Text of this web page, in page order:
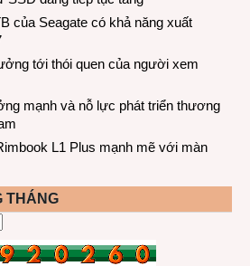
của Seagate có khả năng xuất
tới thói quen của người xem
mạnh và nỗ lực phát triển thương
L1 Plus mạnh mẽ với màn
THÁNG